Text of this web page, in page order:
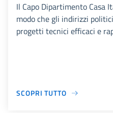
Il Capo Dipartimento Casa
modo che gli indirizzi
progetti tecnici efficaci e
SCOPRI TUTTO